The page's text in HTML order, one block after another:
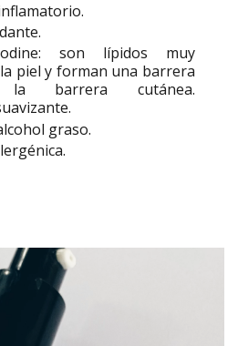
son lípidos muy
piel y forman una barrera
barrera cutánea.
graso.